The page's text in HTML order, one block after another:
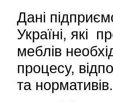
Дані
Україні, які
меблів
процесу,
та